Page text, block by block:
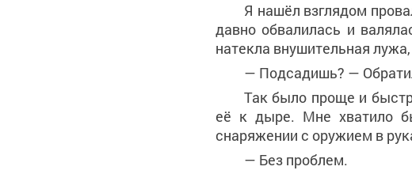
Я нашёл взглядом
давно обвалилась и
натекла внушительная
— Подсадишь? —
Так было проще и
её к дыре. Мне хватило
снаряжении с оружием в
— Без проблем.